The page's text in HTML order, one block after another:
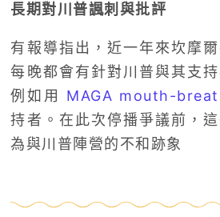
長期對川普諷刺與批評
有報導指出，近一年來坎摩
每晚都會有針對川普與其支
例如用 MAGA mouth-
持者。在此次停播爭議前，
為與川普陣營的不和跡象